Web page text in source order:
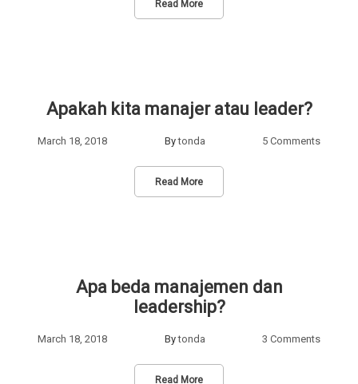
Read More
Apakah kita manajer atau leader?
March 18, 2018 Bytonda 5 Comments
Read More
Apa beda manajemen dan
leadership?
March 18, 2018 Bytonda 3 Comments
Read More